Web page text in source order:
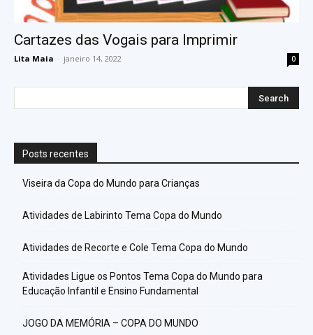
Cartazes das Vogais para Imprimir
Lita Maia - janeiro 14, 2022 0
Posts recentes
Viseira da Copa do Mundo para Crianças
Atividades de Labirinto Tema Copa do Mundo
Atividades de Recorte e Cole Tema Copa do Mundo
Atividades Ligue os Pontos Tema Copa do Mundo para
Educação Infantil e Ensino Fundamental
JOGO DA MEMÓRIA – COPA DO MUNDO